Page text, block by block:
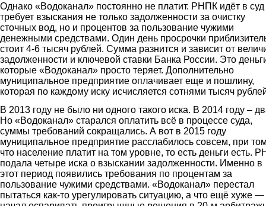
Однако «Водоканал» постоянно не платит. РНПК идёт в суд
требует взыскания не только задолженности за очистку
сточных вод, но и процентов за пользование чужими
денежными средствами. Один день просрочки
стоит 4-6 тысяч рублей. Сумма разнится и зависит от
задолженности и ключевой ставки Банка России. Это
которые «Водоканал» просто теряет. Дополнительно
муниципальное предприятие оплачивает еще и пошлину,
которая по каждому иску исчисляется сотнями тысяч
В 2013 году не было ни одного такого иска. В 2014 году –
Но «Водоканал» старался оплатить всё в процессе суда,
суммы требований сокращались. А вот в 2015 году
муниципальное предприятие расслабилось совсем, при
что население платит на том уровне, то есть деньги есть.
подала четыре иска о взыскании задолженности. Именно в
этот период появились требования по процентам за
пользование чужими средствами. «Водоканал» перестал
пытаться как-то урегулировать ситуацию, а что ещё хуже